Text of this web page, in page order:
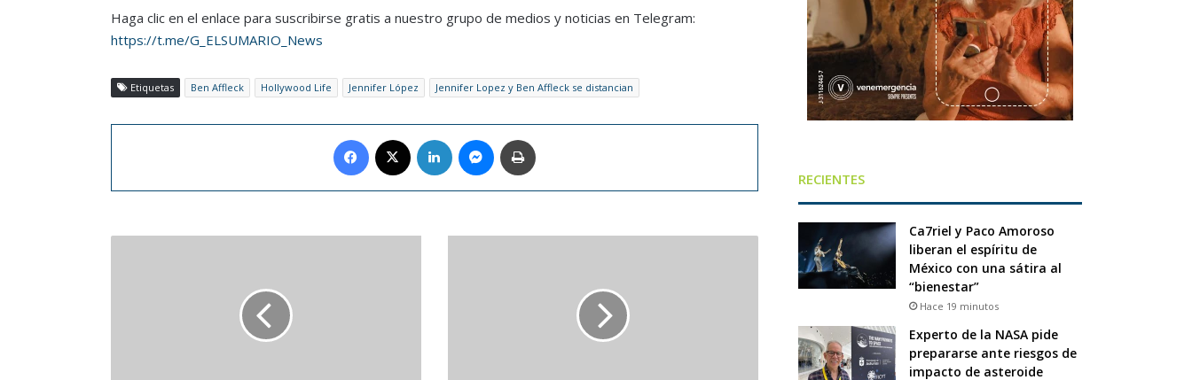
Haga clic en el enlace para suscribirse gratis a nuestro grupo de medios y noticias en Telegram:
https://t.me/G_ELSUMARIO_News
Etiquetas Ben Affleck Hollywood Life Jennifer López Jennifer Lopez y Ben Affleck se distancian
Facebook LinkedIn Messenger
RECIENTES
Ca7riel y Paco Amoroso
liberan el espíritu de
México con una sátira al
“bienestar”
Hace 19 minutos
Experto de la NASA pide
prepararse ante riesgos de
impacto de asteroide